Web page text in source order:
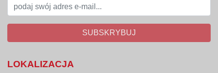
SUBSKRYBUJ
LOKALIZACJA